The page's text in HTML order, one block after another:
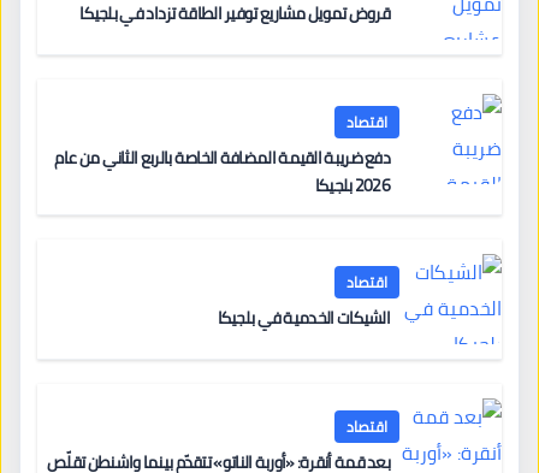
قروض تمويل مشاريع توفير الطاقة تزداد في بلجيكا
اقتصاد
دفع ضريبة القيمة المضافة الخاصة بالربع الثاني من عام
2026 بلجيكا
اقتصاد
الشيكات الخدمية في بلجيكا
اقتصاد
بعد قمة أنقرة: «أوربة الناتو» تتقدّم بينما واشنطن تقلّص